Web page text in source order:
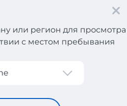
или регион для просмотра
с местом пребывания
Экономьте с Meest Shopping!